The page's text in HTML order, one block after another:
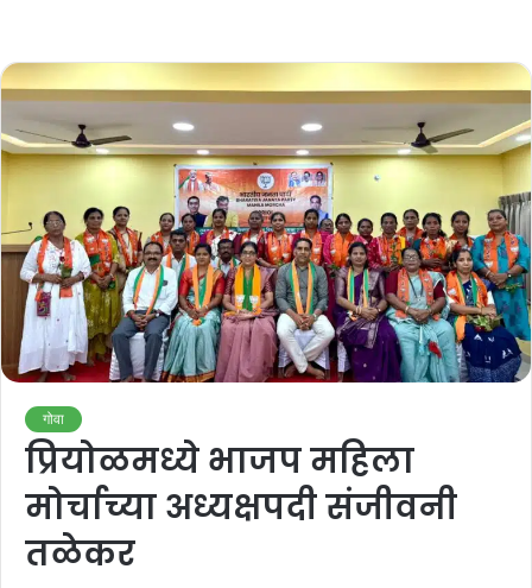
गोवा
प्रियोळमध्ये भाजप महिला
मोर्चाच्या अध्यक्षपदी संजीवनी
तळेकर